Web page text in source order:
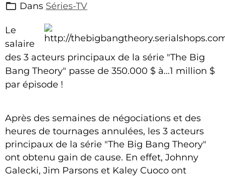
Dans Séries-TV
Le
salaire
des 3 acteurs principaux de la série "The Big
Bang Theory" passe de 350.000 $ à...1 million $
par épisode !
Après des semaines de négociations et des
heures de tournages annulées, les 3 acteurs
principaux de la série "The Big Bang Theory"
ont obtenu gain de cause. En effet, Johnny
Galecki, Jim Parsons et Kaley Cuoco ont